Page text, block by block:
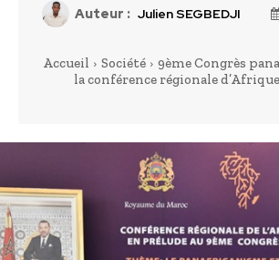
Auteur : Julien SEGBEDJI
Accueil Société
9ème Congrès
la conférence régionale